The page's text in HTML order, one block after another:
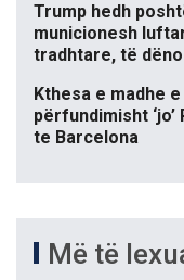
Trump hedh
municionesh
tradhtare, të
Kthesa e madhe
përfundimisht
te Barcelona
Më të